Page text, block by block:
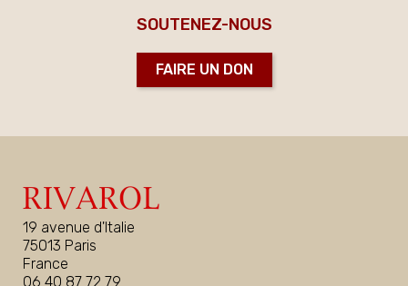
SOUTENEZ-NOUS
FAIRE UN DON
19 avenue d'Italie
75013 Paris
France
06 40 87 72 79